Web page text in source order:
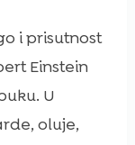
i prisutnost
Einstein
U
oluje,